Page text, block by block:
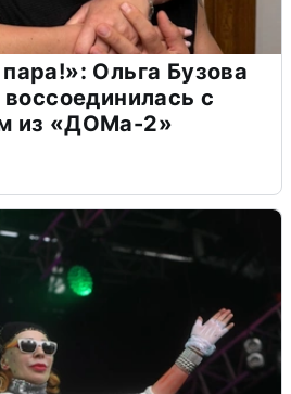
Ольга Бузова
с
из «ДОМа-2»